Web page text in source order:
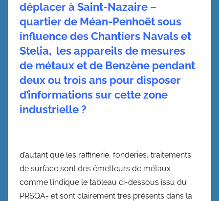
déplacer à Saint-Nazaire –
quartier de Méan-Penhoët sous
influence des Chantiers Navals et
Stelia, les appareils de mesures
de métaux et de Benzène pendant
deux ou trois ans pour disposer
d’informations sur cette zone
industrielle ?
d’autant que les raffinerie, fonderies, traitements
de surface sont des émetteurs de métaux –
comme l’indique le tableau ci-dessous issu du
PRSQA- et sont clairement très présents dans la